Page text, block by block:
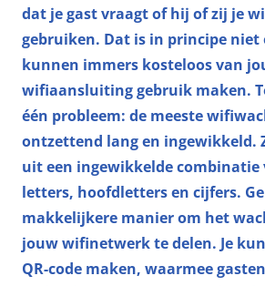
dat je gast vraagt of hij of zij je
gebruiken. Dat is in principe niet
kunnen immers kosteloos van
wifiaansluiting gebruik maken.
één probleem: de meeste
ontzettend lang en ingewikkeld.
uit een ingewikkelde combinatie
letters, hoofdletters en cijfers.
makkelijkere manier om het
jouw wifinetwerk te delen. Je
QR-code maken, waarmee